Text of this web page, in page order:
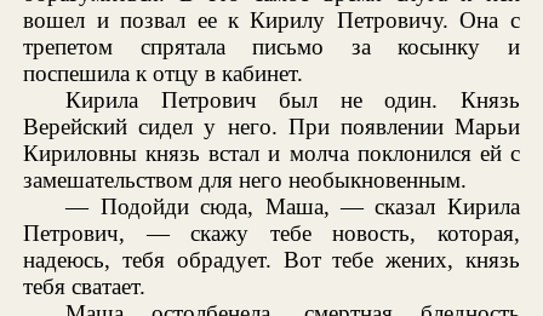
вошел и позвал ее к Кирилу Петровичу. Она с
трепетом спрятала письмо за косынку и
поспешила к отцу в кабинет.
Кирила Петрович был не один. Князь
Верейский сидел у него. При появлении Марьи
Кириловны князь встал и молча поклонился ей с
замешательством для него необыкновенным.
— Подойди сюда, Маша, — сказал Кирила
Петрович, — скажу тебе новость, которая,
надеюсь, тебя обрадует. Вот тебе жених, князь
тебя сватает.